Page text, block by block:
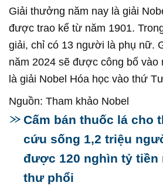
Giải thưởng năm nay là giải
được trao kể từ năm 1901.
giải, chỉ có 13 người là phụ nữ.
năm 2024 sẽ được công bố vào
là giải Nobel Hóa học vào thứ
Nguồn: Tham khảo Nobel
Cấm bán thuốc lá cho
cứu sống 1,2 triệu
được 120 nghìn tỷ tiền
thư phổi